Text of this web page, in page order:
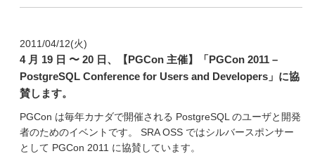
2011/04/12(火)
4 月 19 日 〜 20 日、【PGCon 主催】「PGCon 2011 –
PostgreSQL Conference for Users and Developers」に協
賛します。
PGCon は毎年カナダで開催される PostgreSQL のユーザと開発
者のためのイベントです。 SRA OSS ではシルバースポンサー
として PGCon 2011 に協賛しています。